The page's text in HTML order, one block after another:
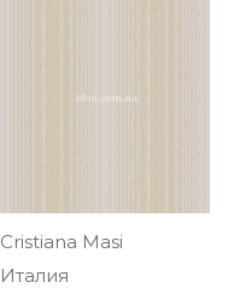
Cristiana Masi
Италия